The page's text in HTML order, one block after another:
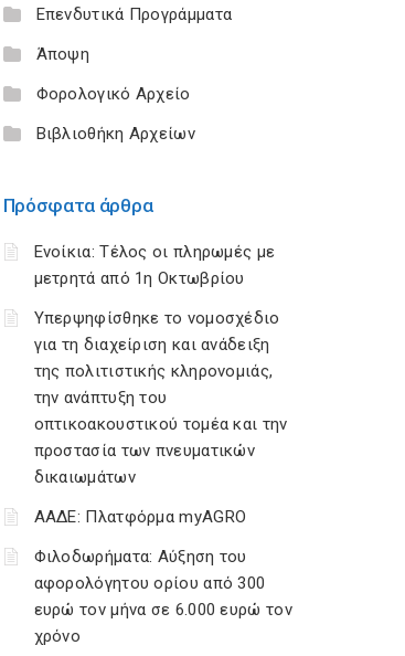
Επενδυτικά Προγράμματα
Άποψη
Φορολογικό Αρχείο
Βιβλιοθήκη Αρχείων
Πρόσφατα άρθρα
Ενοίκια: Τέλος οι πληρωμές με
μετρητά από 1η Οκτωβρίου
Υπερψηφίσθηκε το νομοσχέδιο
για τη διαχείριση και ανάδειξη
της πολιτιστικής κληρονομιάς,
την ανάπτυξη του
οπτικοακουστικού τομέα και την
προστασία των πνευματικών
δικαιωμάτων
ΑΑΔΕ: Πλατφόρμα myAGRO
Φιλοδωρήματα: Αύξηση του
αφορολόγητου ορίου από 300
ευρώ τον μήνα σε 6.000 ευρώ τον
χρόνο